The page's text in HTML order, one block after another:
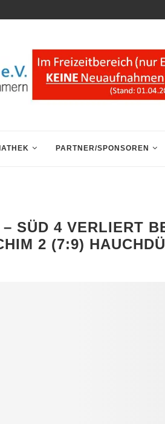
PARTNER/SPONSOREN
SÜD 4 VERLIERT
2 (7:9)